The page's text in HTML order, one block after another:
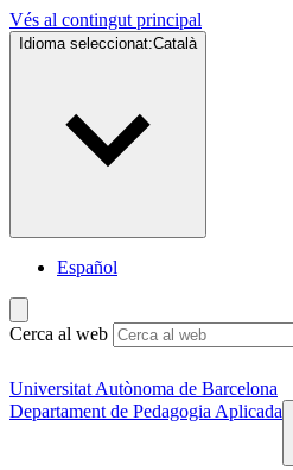
Vés al contingut principal
Idioma seleccionat:Català
Español
Cerca al web
Universitat Autònoma de Barcelona
Departament de Pedagogia Aplicada